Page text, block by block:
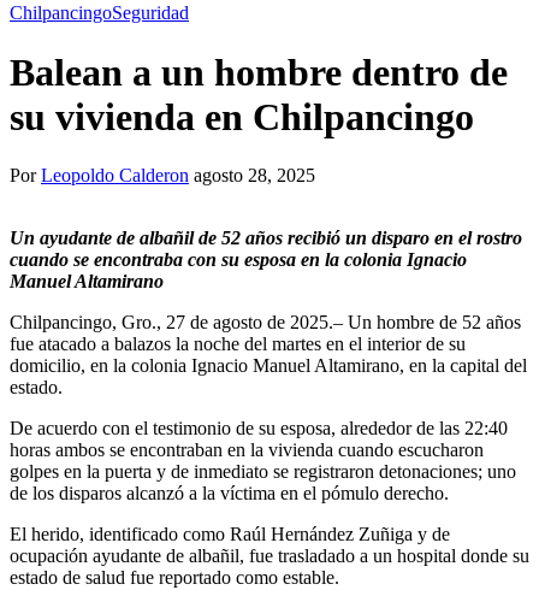
ChilpancingoSeguridad
Balean a un hombre dentro de
su vivienda en Chilpancingo
PorLeopoldo Calderon agosto 28, 2025
Un ayudante de albañil de 52 años recibió un disparo en el rostro
cuando se encontraba con su esposa en la colonia Ignacio
Manuel Altamirano
Chilpancingo, Gro., 27 de agosto de 2025.– Un hombre de 52 años
fue atacado a balazos la noche del martes en el interior de su
domicilio, en la colonia Ignacio Manuel Altamirano, en la capital del
estado.
De acuerdo con el testimonio de su esposa, alrededor de las 22:40
horas ambos se encontraban en la vivienda cuando escucharon
golpes en la puerta y de inmediato se registraron detonaciones; uno
de los disparos alcanzó a la víctima en el pómulo derecho.
El herido, identificado como Raúl Hernández Zuñiga y de
ocupación ayudante de albañil, fue trasladado a un hospital donde su
estado de salud fue reportado como estable.